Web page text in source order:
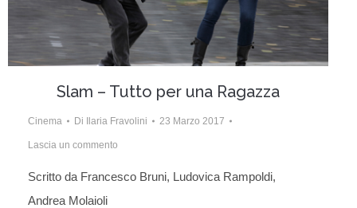
Slam – Tutto per una Ragazza
Cinema Di Ilaria Fravolini 23 Marzo 2017
Lascia un commento
Scritto da Francesco Bruni, Ludovica Rampoldi,
Andrea Molaioli